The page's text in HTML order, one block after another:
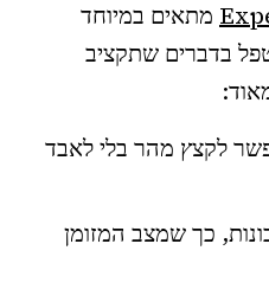
מתאים במיוחד
בדברים שתקציב
לקצץ מהר בלי לאבד
כך שמצב המזומן